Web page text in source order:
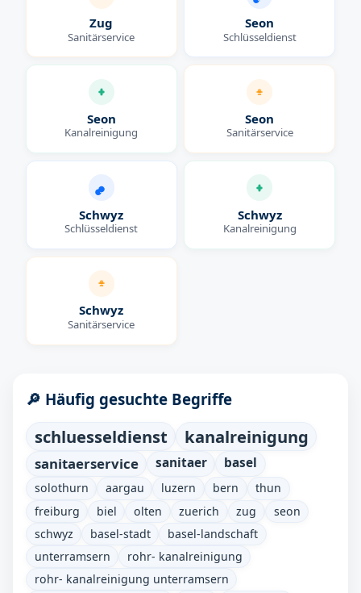
Zug
Sanitärservice
Seon
Schlüsseldienst
Seon
Kanalreinigung
Seon
Sanitärservice
Schwyz
Schlüsseldienst
Schwyz
Kanalreinigung
Schwyz
Sanitärservice
🔎 Häufig gesuchte Begriffe
schluesseldienst kanalreinigung
sanitaerservice sanitaer basel
solothurn aargau luzern bern
thun
freiburg
biel olten zuerich zug
seon
schwyz
basel-stadt
basel-landschaft
unterramsern
rohr- kanalreinigung
rohr- kanalreinigung unterramsern